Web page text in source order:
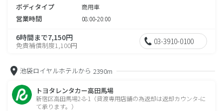
ボディタイプ 商用車
営業時間 08:00-20:00
6時間まで7,150円
免責補償制度1,100円 03-3910-0100
池袋ロイヤルホテルから 2390m
トヨタレンタカー高田馬場
新宿区高田馬場2-8-1（貸渡専用店舗の為返却は返却カウンタ-に
て承ります。）